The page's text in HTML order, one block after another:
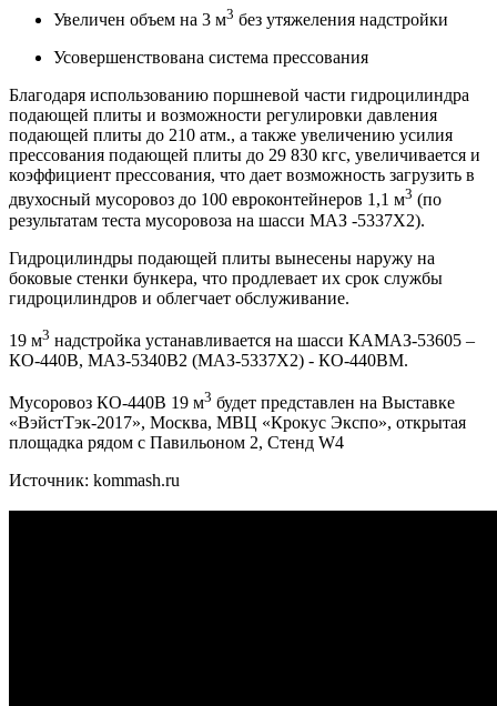
Увеличен объем на 3 м3 без утяжеления надстройки
Усовершенствована система прессования
Благодаря использованию поршневой части гидроцилиндра
подающей плиты и возможности регулировки давления
подающей плиты до 210 атм., а также увеличению усилия
прессования подающей плиты до 29 830 кгс, увеличивается и
коэффициент прессования, что дает возможность загрузить в
двухосный мусоровоз до 100 евроконтейнеров 1,1 м3 (по
результатам теста мусоровоза на шасси МАЗ -5337X2).
Гидроцилиндры подающей плиты вынесены наружу на
боковые стенки бункера, что продлевает их срок службы
гидроцилиндров и облегчает обслуживание.
19 м3 надстройка устанавливается на шасси КАМАЗ-53605 –
КО-440В, МАЗ-5340В2 (МАЗ-5337Х2) - КО-440ВМ.
Мусоровоз КО-440В 19 м3 будет представлен на Выставке
«ВэйстТэк-2017», Москва, МВЦ «Крокус Экспо», открытая
площадка рядом с Павильоном 2, Стенд W4
Источник: kommash.ru